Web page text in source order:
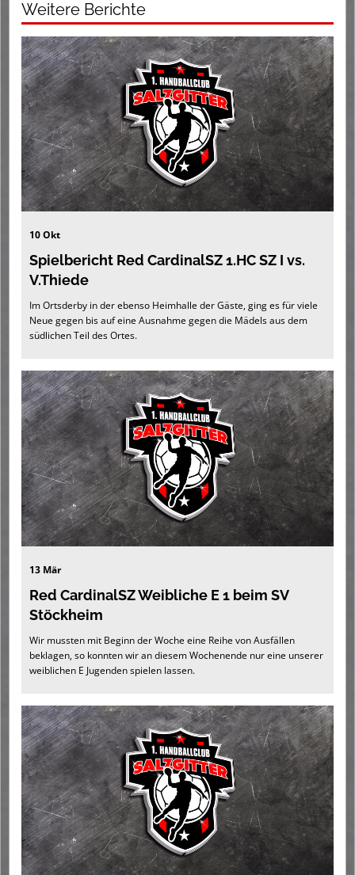
Weitere Berichte
10 Okt
Spielbericht Red CardinalSZ 1.HC SZ I vs.
V.Thiede
Im Ortsderby in der ebenso Heimhalle der Gäste, ging es für viele
Neue gegen bis auf eine Ausnahme gegen die Mädels aus dem
südlichen Teil des Ortes.
13 Mär
Red CardinalSZ Weibliche E 1 beim SV
Stöckheim
Wir mussten mit Beginn der Woche eine Reihe von Ausfällen
beklagen, so konnten wir an diesem Wochenende nur eine unserer
weiblichen E Jugenden spielen lassen.